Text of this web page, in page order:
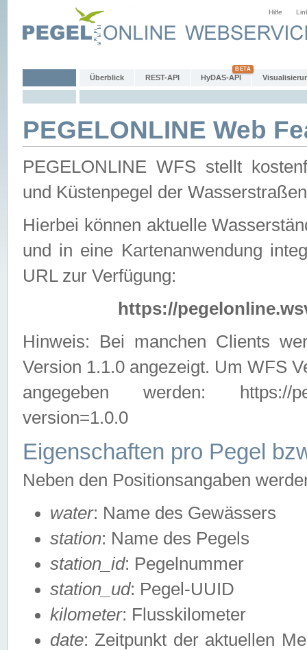
Hilfe
Überblick REST-API HyDAS-API
PEGELONLINE Web
PEGELONLINE WFS stellt
und Küstenpegel der
Hierbei können aktuelle
und in eine Kartenanwendung
URL zur Verfügung:
https://
Hinweis: Bei manchen Clients
Version 1.1.0 angezeigt. Um WFS
angegeben werden: https://
version=1.0.0
Eigenschaften pro Pegel
Neben den Positionsangaben
water: Name des Gewässers
station: Name des Pegels
station_id: Pegelnummer
station_ud: Pegel-UUID
kilometer: Flusskilometer
date: Zeitpunkt der aktuellen